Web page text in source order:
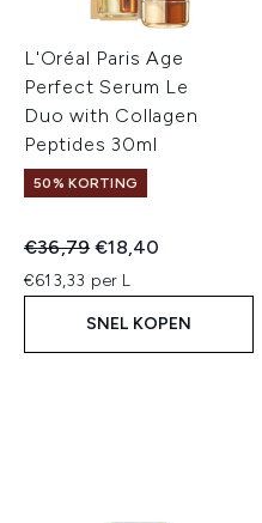
L'Oréal Paris Age
Perfect Serum Le
Duo with Collagen
Peptides 30ml
50% KORTING
Recommended Retail Price:
€36,79Huidige prijs:
€18,40
€613,33 per L
SNEL KOPEN